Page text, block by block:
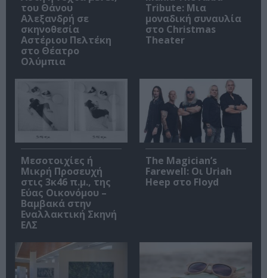
του Θάνου
Αλεξανδρή σε
σκηνοθεσία
Αστέριου Πελτέκη
στο Θέατρο
Ολύμπια
Tribute: Μια
μοναδική συναυλία
στο Christmas
Theater
Μεσοτοιχίες ή
Μικρή Προσευχή
στις 3κ46 π.μ., της
Εύας Οικονόμου –
Βαμβακά στην
Εναλλακτική Σκηνή
ΕΛΣ
The Magician’s
Farewell: Οι Uriah
Heep στο Floyd